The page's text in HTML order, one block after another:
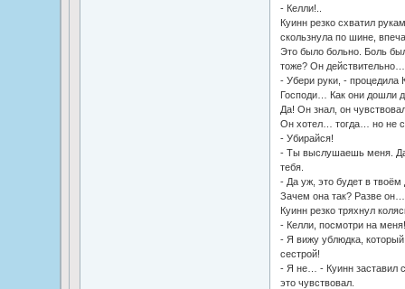
- Келли!..
Куинн резко схватил
скользнула по шине,
Это было больно. Боль
тоже? Он
- Убери руки, - процедила
Господи… Как они дошли
Да! Он знал, он
Он хотел… тогда… но не
- Убирайся!
- Ты выслушаешь меня.
тебя.
- Да уж, это будет в
Зачем она так? Разве
Куинн резко тряхнул
- Келли, посмотри на
- Я вижу ублюдка,
сестрой!
- Я не… - Куинн заставил
это чувствовал.